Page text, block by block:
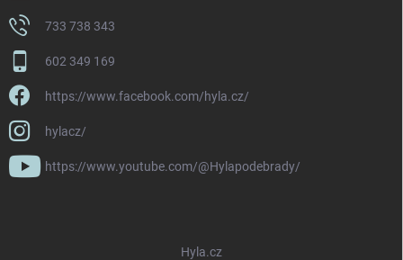
733 738 343
602 349 169
https://www.facebook.com/hyla.cz/
hylacz/
https://www.youtube.com/@Hylapodebrady/
Hyla.cz